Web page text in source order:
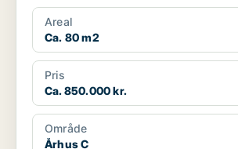
Areal
Ca. 80 m2
Pris
Ca. 850.000 kr.
Område
Århus C